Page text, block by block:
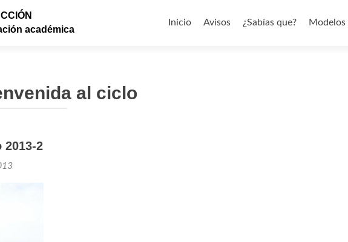
académica
Inicio
Avisos ¿Sabías que?
al ciclo
2